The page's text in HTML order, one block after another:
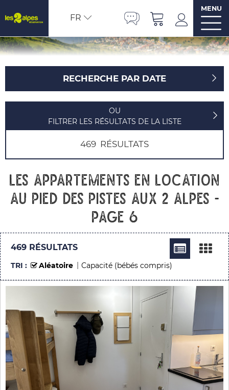
FR
MENU
RECHERCHE PAR DATE
OU
FILTRER LES RÉSULTATS DE LA LISTE
469 RÉSULTATS
Les appartements en location
au pied des pistes aux 2 Alpes -
Page 6
469 RÉSULTATS
TRI : Aléatoire Capacité (bébés compris)